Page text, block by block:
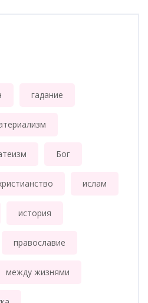
гадание
Бог
ислам
история
православие
между жизнями